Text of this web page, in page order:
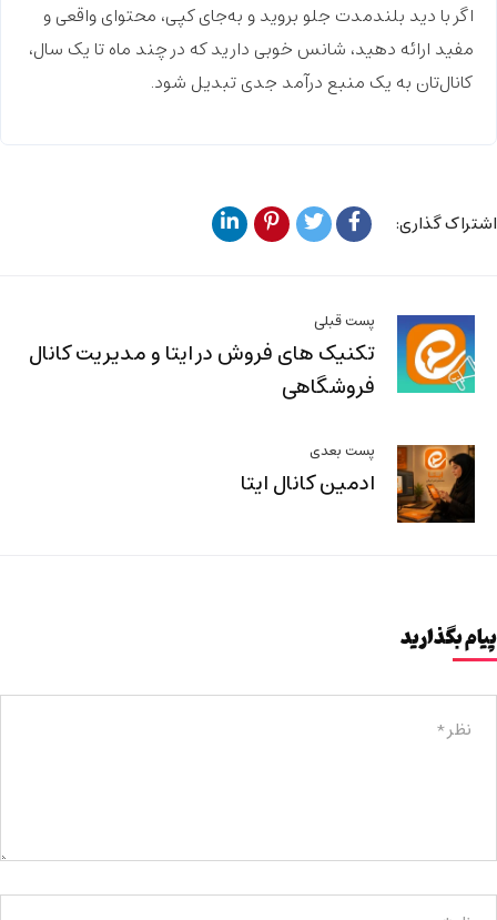
اگر با دید بلندمدت جلو بروید و به‌جای کپی، محتوای واقعی و
مفید ارائه دهید، شانس خوبی دارید که در چند ماه تا یک سال،
کانال‌تان به یک منبع درآمد جدی تبدیل شود.
اشتراک گذاری:
پست قبلی
تکنیک های فروش در ایتا و مدیریت کانال
فروشگاهی
پست بعدی
ادمین کانال ایتا
پیام بگذارید